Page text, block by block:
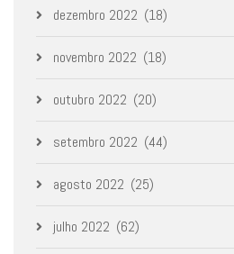
dezembro 2022 (18)
novembro 2022 (18)
outubro 2022 (20)
setembro 2022 (44)
agosto 2022 (25)
julho 2022 (62)